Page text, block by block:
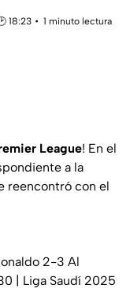
18:23
1 minuto lectura
League! En el
a la
reencontró con el
2-3 Al
| Liga Saudí 2025